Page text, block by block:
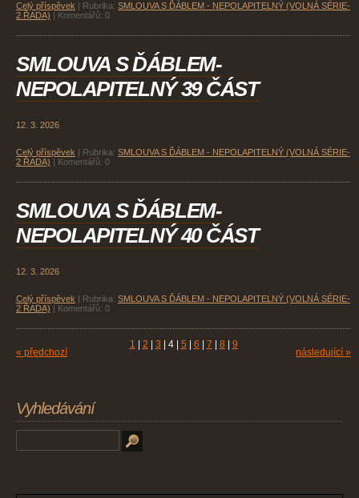
Celý příspěvek Rubrika: SMLOUVA S ĎÁBLEM - NEPOLAPITELNÝ (VOLNÁ SÉRIE-
2 ŘADA)
Komentářů: 0
SMLOUVA S ĎÁBLEM-
NEPOLAPITELNÝ 39 ČÁST
12. 3. 2026
Celý příspěvek Rubrika: SMLOUVA S ĎÁBLEM - NEPOLAPITELNÝ (VOLNÁ SÉRIE-
2 ŘADA)
Komentářů: 0
SMLOUVA S ĎÁBLEM-
NEPOLAPITELNÝ 40 ČÁST
12. 3. 2026
Celý příspěvek Rubrika: SMLOUVA S ĎÁBLEM - NEPOLAPITELNÝ (VOLNÁ SÉRIE-
2 ŘADA)
Komentářů: 0
« předchozí
1 2 3 4 5 6 7 8 9
následující »
Vyhledávání